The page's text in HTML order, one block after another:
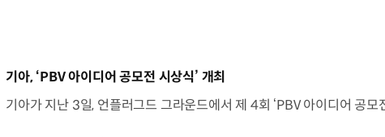
[동영상]
기아, ‘PBV 아이디어 공모전 시상식’ 개최